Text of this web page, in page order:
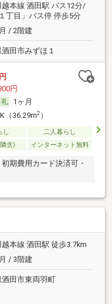
越本線 酒田駅 バス12分/
丁目」バス停 停歩5分
/ 2階建
田市みずほ１
円
1ヶ月
（36.29m2）
し
二人暮らし
含) インターネット無料
期費用カード決済可・
越本線 酒田駅 徒歩3.7km
/ 3階建
酒田市東両羽町